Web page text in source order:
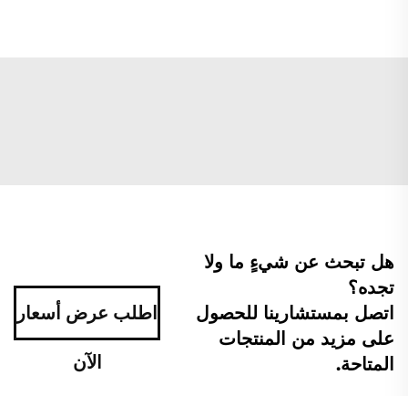
هل تبحث عن شيءٍ ما ولا
تجده؟
اتصل بمستشارينا للحصول
على مزيد من المنتجات
المتاحة.
اطلب عرض أسعار
الآن